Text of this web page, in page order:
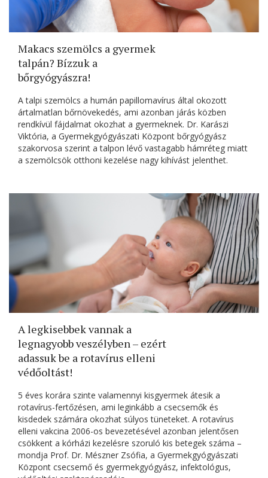
Makacs szemölcs a gyermek
talpán? Bízzuk a
bőrgyógyászra!
A talpi szemölcs a humán papillomavírus által okozott
ártalmatlan bőrnövekedés, ami azonban járás közben
rendkívül fájdalmat okozhat a gyermeknek. Dr. Karászi
Viktória, a Gyermekgyógyászati Központ bőrgyógyász
szakorvosa szerint a talpon lévő vastagabb hámréteg miatt
a szemölcsök otthoni kezelése nagy kihívást jelenthet.
A legkisebbek vannak a
legnagyobb veszélyben – ezért
adassuk be a rotavírus elleni
védőoltást!
5 éves korára szinte valamennyi kisgyermek átesik a
rotavírus-fertőzésen, ami leginkább a csecsemők és
kisdedek számára okozhat súlyos tüneteket. A rotavírus
elleni vakcina 2006-os bevezetésével azonban jelentősen
csökkent a kórházi kezelésre szoruló kis betegek száma –
mondja Prof. Dr. Mészner Zsófia, a Gyermekgyógyászati
Központ csecsemő és gyermekgyógyász, infektológus,